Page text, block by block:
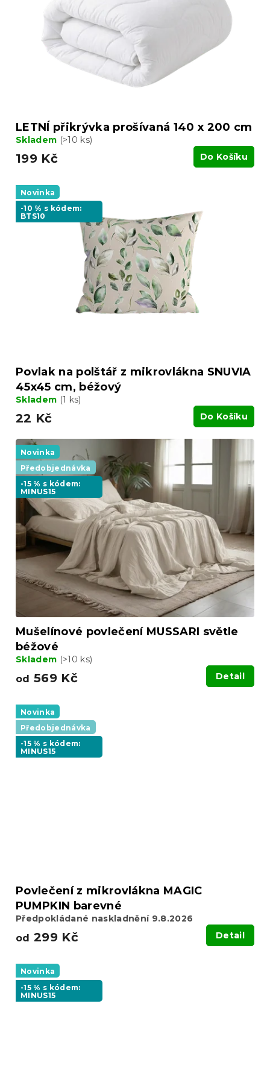
LETNÍ přikrývka prošívaná 140 x 200 cm
Skladem (>10 ks)
199 Kč Do Košíku
Novinka
-10 % s kódem:
BTS10
Povlak na polštář z mikrovlákna SNUVIA
45x45 cm, béžový
Skladem (1 ks)
22 Kč Do Košíku
Novinka
Předobjednávka
-15 % s kódem:
MINUS15
Mušelínové povlečení MUSSARI světle
béžové
Skladem (>10 ks)
od 569 Kč Detail
Novinka
Předobjednávka
-15 % s kódem:
MINUS15
Povlečení z mikrovlákna MAGIC
PUMPKIN barevné
Předpokládané naskladnění 9.8.2026
od 299 Kč Detail
Novinka
-15 % s kódem:
MINUS15